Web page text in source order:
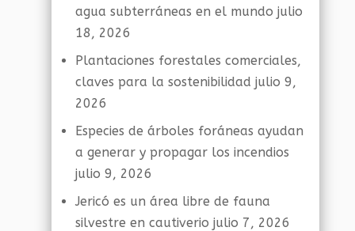
agua subterráneas en el mundo julio
18, 2026
Plantaciones forestales comerciales,
claves para la sostenibilidad julio 9,
2026
Especies de árboles foráneas ayudan
a generar y propagar los incendios
julio 9, 2026
Jericó es un área libre de fauna
silvestre en cautiverio julio 7, 2026